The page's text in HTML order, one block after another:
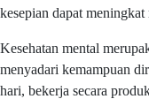
kesepian dapat
Kesehatan mental
menyadari kemampuan
hari, bekerja secara